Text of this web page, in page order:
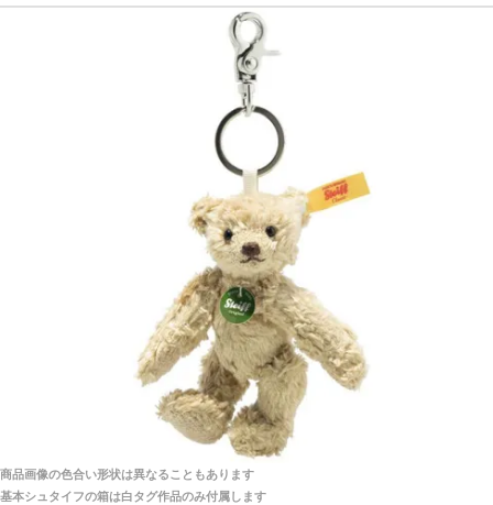
探してみてください。
シュタイフ社製品の実物を見ることはできますか？
当店はネット販売ですので実物をお見せすることが
海外からのお取り寄せと言うことですが、商品はきち
ご安心ください！商品は確実にお届けします。
商品は直接海外から届くのですか。受取の際、関税な
どはかかりますか？
商品は全て当店へ入荷させたのち欠品を行いお客様
関税はすべて当店にて処理しますのでお客様のご負担
「前に買ったことがあったお店でしたので」
千葉県 U・Y 様 （女性）
「ChatGPTを利用したところ「くまの小屋」さ
んを紹介され…」
埼玉県 S・W 様
「送られる際にメールなどで届けて頂きとても
安心感がありました」
大阪府 Y・W 様 （男性）
商品画像の色合い形状は異なることもあります
基本シュタイフの箱は白タグ作品のみ付属します